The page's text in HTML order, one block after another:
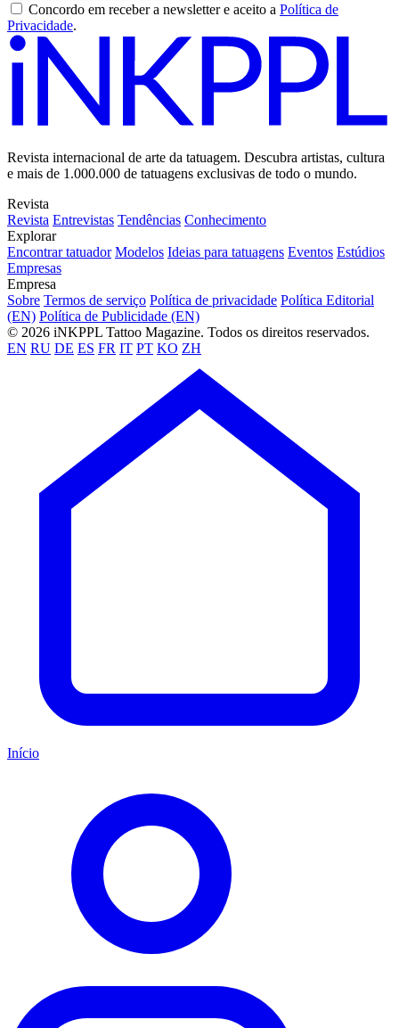
Concordo em receber a newsletter e aceito a Política de
Privacidade.
Revista internacional de arte da tatuagem. Descubra artistas, cultura
e mais de 1.000.000 de tatuagens exclusivas de todo o mundo.
Revista
Revista Entrevistas Tendências Conhecimento
Explorar
Encontrar tatuador Modelos Ideias para tatuagens Eventos Estúdios
Empresas
Empresa
Sobre Termos de serviço Política de privacidade Política Editorial
(EN) Política de Publicidade (EN)
© 2026 iNKPPL Tattoo Magazine. Todos os direitos reservados.
EN RU DE ES FR IT PT KO ZH
Início